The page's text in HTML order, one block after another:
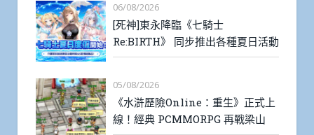
06/08/2026
[死神]東永降臨《七騎士
Re:BIRTH》 同步推出各種夏日活動
05/08/2026
《水滸歷險Online：重生》正式上
線！經典 PCMMORPG 再戰梁山